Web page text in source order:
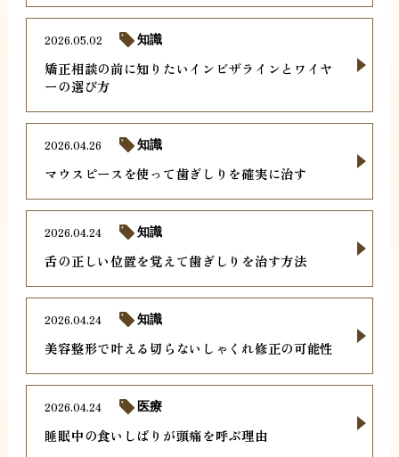
矯正相談の前に知りたいインビザラインとワイヤ
ーの選び方
2026.05.02 知識
マウスピースを使って歯ぎしりを確実に治す
2026.04.26 知識
舌の正しい位置を覚えて歯ぎしりを治す方法
2026.04.24 知識
美容整形で叶える切らないしゃくれ修正の可能性
2026.04.24 知識
睡眠中の食いしばりが頭痛を呼ぶ理由
2026.04.24 医療